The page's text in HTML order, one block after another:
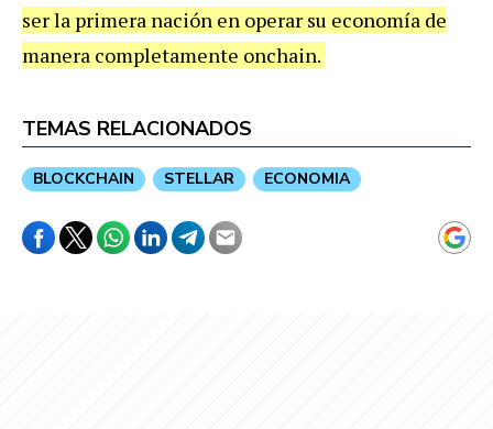
ser la primera nación en operar su economía de
manera completamente onchain.
TEMAS RELACIONADOS
BLOCKCHAIN STELLAR ECONOMIA